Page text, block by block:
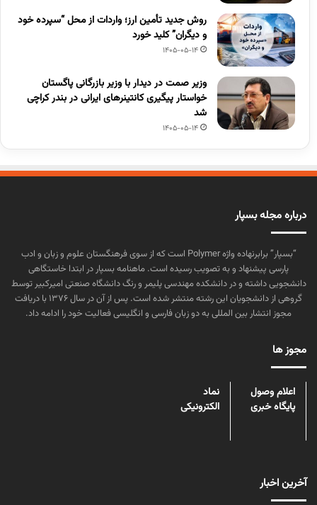
روش جدید تأمین ارز؛ واردات از محل “سپرده خود
و دیگران” کلید خورد
1405-05-14
وزیر صمت در دیدار با وزیر بازرگانی پاگستان
خواستار پیگیری کانتینرهای ایرانی در بندر کراچی
شد
1405-05-14
درباره مجله بسپار
“بسپار” برابرنهاده واژه Polymer است که از سوی فرهنگستان علوم و زبان و ادب
پارسی پیشنهاد و به تصویب رسیده است. ماهنامه بسپار در ابتدا خاستگاهی
دانشجویی داشته و در دانشکده مهندسی پلیمر و رنگ دانشگاه صنعتی امیرکبیر توسط
گروهی از دانشجویان این رشته منتشر شده است. پس از آن در سال ۱۳۷۶ با دریافت
مجوز انتشار بین المللی به دو زبان فارسی و انگلیسی فعالیت خود را ادامه داد.
مجوز ها
اعلام وصول
پایگاه خبری
نماد
الکترونیکی
آخرین اخبار